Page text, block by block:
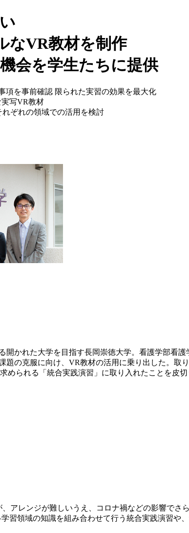
なVR教材を制作
会を学生たちに提供
項を事前確認 限られた実習の効果を最大化
写VR教材
ぞれの領域での活用を検討
開かれた大学を目指す長岡崇徳大学。看護学部看
題の克服に向け、VR教材の活用に乗り出した。
められる「統合実践演習」に取り入れたことを皮
アレンジが難しいうえ、コロナ禍などの影響でさ
習領域の知識を組み合わせて行う統合実践演習や